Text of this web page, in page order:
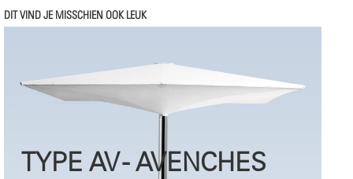
DIT VIND JE MISSCHIEN OOK LEUK
TYPE AV - AVENCHES